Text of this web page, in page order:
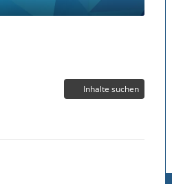
Inhalte suchen